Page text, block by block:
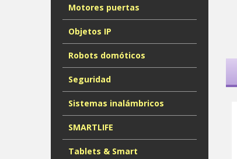
Motores puertas
Objetos IP
Robots domóticos
Seguridad
Sistemas inalámbricos
SMARTLIFE
Tablets & Smart